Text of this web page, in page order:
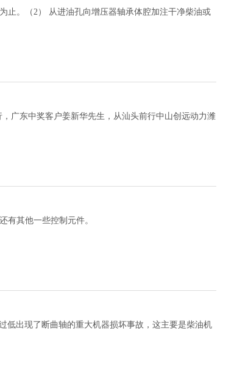
止。（2） 从进油孔向增压器轴承体腔加注干净柴油或
广东中奖客户姜新华先生，从汕头前行中山创远动力潍
有其他一些控制元件。
低出现了断曲轴的重大机器损坏事故，这主要是柴油机